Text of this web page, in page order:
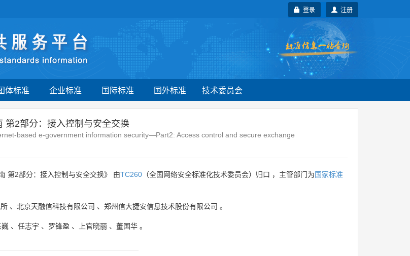
注册
登录
体标准 企业标准 国际标准 国外标准 技术委员会
第2部分：接入控制与安全交换
based e-government information security—Part2: Access control and secure exchange
第2部分：接入控制与安全交换》 由TC260 （全国网络安全标准化技术委员会）归口 ，主管部门为国家标准
、 北京天融信科技有限公司 、 郑州信大捷安信息技术股份有限公司 。
巍 、 任志宇 、 罗锋盈 、 上官晓丽 、 董国华 。